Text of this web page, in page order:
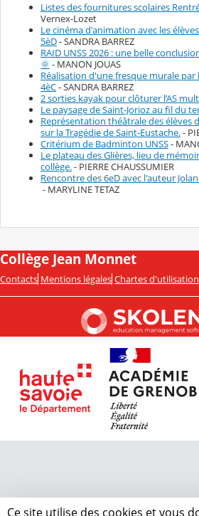
Listes des fournitures scolaires
Vernex-Lozet
Le cinéma d'animation avec les
5èD- SANDRA BARREZ
RAID UNSS 2026 : une belle
🌞- MANON JOUAS
Réalisation d'une fresque murale par
4èC- SANDRA BARREZ
2 sorties kayak pour clôturer l’AS
Le paysage de Saint-Jorioz au fil du
Représentation théâtrale des élèves
sur la Tragédie de Saint-Eustache.-
Critérium de Badminton UNSS-
Le plateau des Glières, lieu de
collège.- PIERRE CHAUSSUMIER
Rencontre des 6eD avec l'auteur
- MARYLINE TETAZ
Collège Jean Monnet
Contacts Mentions légales Chartes d'utilisation
Ce site utilise des cookies et vous